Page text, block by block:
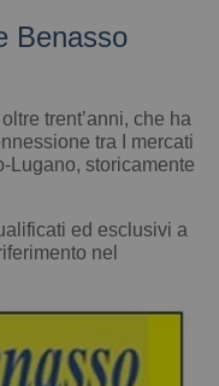
Benasso
trent’anni, che ha
tra I mercati
Lugano, storicamente
ed esclusivi a
nel